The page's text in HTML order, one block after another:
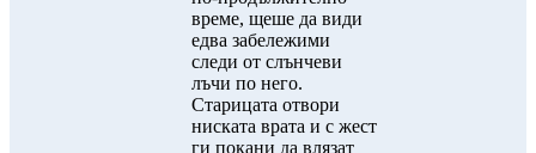
време, щеше да види
едва забележими
следи от слънчеви
лъчи по него.
Старицата отвори
ниската врата и с жест
ги покани да влязат